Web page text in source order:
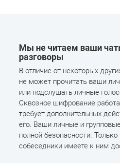
Мы не читаем ваши
разговоры
В отличие от некоторых
не может прочитать ваши
или подслушать личные
Сквозное шифрование
требует дополнительных
его. Ваши личные и
полной безопасности.
собеседники имеете к ним